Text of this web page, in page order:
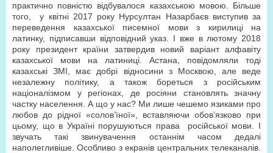
практично повністю відбувалося казахською мовою. Більше
того, у квітні 2017 року Нурсултан Назарбаєв виступив за
переведення казахської писемної мови з кирилиці на
латинку, підписавши відповідний указ. І вже в лютому 2018
року президент країни затвердив новий варіант алфавіту
казахської мови на латиниці. Астана, повідомляли тоді
казахські ЗМІ, має добрі відносини з Москвою, але веде
незалежну політику, а також бореться з російським
націоналізмом у регіонах, де росіяни становлять значну
частку населення. А що у нас? Ми лише чешемо язиками про
любов до рідної «солов’їної», вставляючи обов’язково при
цьому, що в Україні порушуються права російської мови. І
звучать такі звинувачення останнім часом дедалі
наполегливіше. Особливо з екранів центральних телеканалів.